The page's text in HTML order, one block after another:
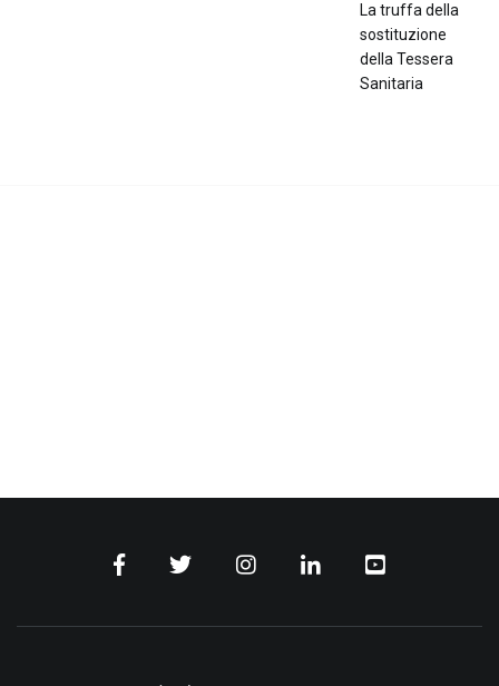
La truffa della
sostituzione
della Tessera
Sanitaria